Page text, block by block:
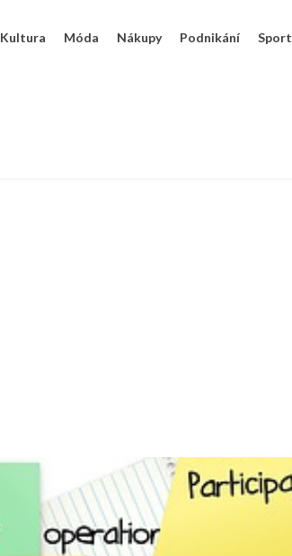
Kultura Móda Nákupy Podnikání Sport